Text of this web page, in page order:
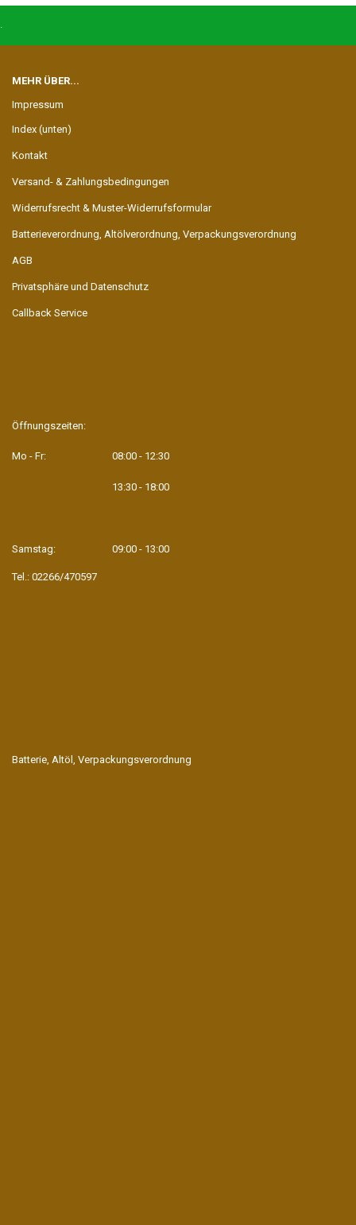
.
MEHR ÜBER...
Impressum
Index (unten)
Kontakt
Versand- & Zahlungsbedingungen
Widerrufsrecht & Muster-Widerrufsformular
Batterieverordnung, Altölverordnung, Verpackungsverordnung
AGB
Privatsphäre und Datenschutz
Callback Service
Öffnungszeiten:
Mo - Fr: 08:00 - 12:30
13:30 - 18:00
Samstag: 09:00 - 13:00
Tel.: 02266/470597
Batterie, Altöl, Verpackungsverordnung